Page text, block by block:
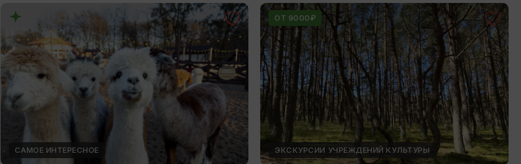
САМОЕ ИНТЕРЕСНОЕ
ОТ 9000₽
ЭКСКУРСИИ УЧРЕЖДЕНИЙ КУЛЬТУРЫ